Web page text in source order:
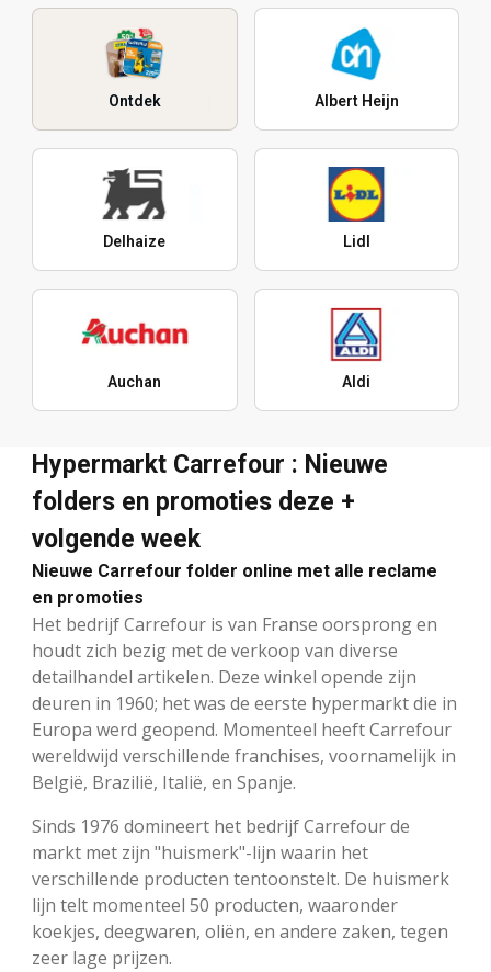
Ontdek Albert Heijn
Delhaize Lidl
Auchan Aldi
Hypermarkt Carrefour : Nieuwe
folders en promoties deze +
volgende week
Nieuwe Carrefour folder online met alle reclame
en promoties
Het bedrijf Carrefour is van Franse oorsprong en
houdt zich bezig met de verkoop van diverse
detailhandel artikelen. Deze winkel opende zijn
deuren in 1960; het was de eerste hypermarkt die in
Europa werd geopend. Momenteel heeft Carrefour
wereldwijd verschillende franchises, voornamelijk in
België, Brazilië, Italië, en Spanje.
Sinds 1976 domineert het bedrijf Carrefour de
markt met zijn "huismerk"-lijn waarin het
verschillende producten tentoonstelt. De huismerk
lijn telt momenteel 50 producten, waaronder
koekjes, deegwaren, oliën, en andere zaken, tegen
zeer lage prijzen.